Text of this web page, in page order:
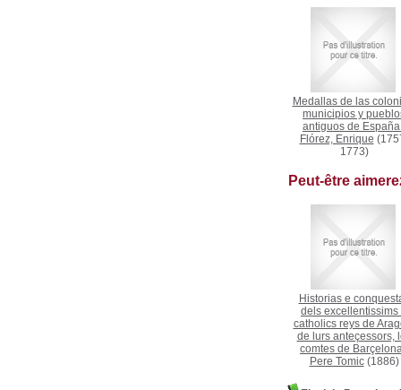
Medallas de las
municipios y
antiguos de España
Flórez, Enrique
1773)
Peut-être
Historias e
dels excellentissims
catholics reys de
de lurs anteçessors,
comtes de
Pere Tomic(1886)